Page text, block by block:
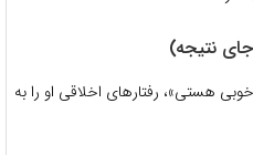
هستی»، رفتارهای اخلاقی او را به